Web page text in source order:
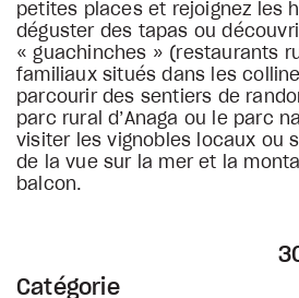
petites places et rejoignez les
déguster des tapas ou
« guachinches » (restaurants
familiaux situés dans les
parcourir des sentiers de
parc rural d’Anaga ou le parc
visiter les vignobles locaux ou
de la vue sur la mer et la
balcon.
Catégorie